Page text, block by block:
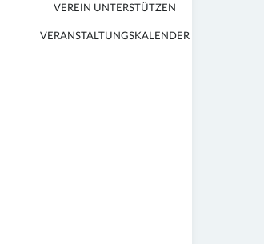
VEREIN UNTERSTÜTZEN
VERANSTALTUNGSKALENDER